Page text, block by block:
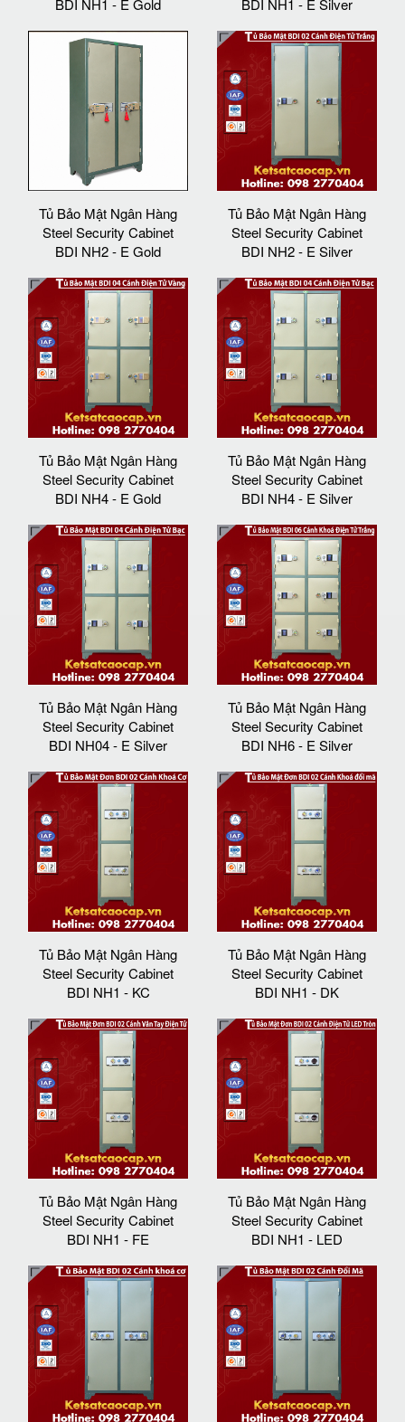
BDI NH1 - E Gold BDI NH1 - E Silver
Tủ Bảo Mật Ngân Hàng
Steel Security Cabinet
BDI NH2 - E Gold
Tủ Bảo Mật Ngân Hàng
Steel Security Cabinet
BDI NH2 - E Silver
Tủ Bảo Mật Ngân Hàng
Steel Security Cabinet
BDI NH4 - E Gold
Tủ Bảo Mật Ngân Hàng
Steel Security Cabinet
BDI NH4 - E Silver
Tủ Bảo Mật Ngân Hàng
Steel Security Cabinet
BDI NH04 - E Silver
Tủ Bảo Mật Ngân Hàng
Steel Security Cabinet
BDI NH6 - E Silver
Tủ Bảo Mật Ngân Hàng
Steel Security Cabinet
BDI NH1 - KC
Tủ Bảo Mật Ngân Hàng
Steel Security Cabinet
BDI NH1 - DK
Tủ Bảo Mật Ngân Hàng
Steel Security Cabinet
BDI NH1 - FE
Tủ Bảo Mật Ngân Hàng
Steel Security Cabinet
BDI NH1 - LED